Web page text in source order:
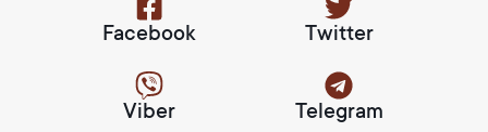
Facebook Twitter
Viber Telegram